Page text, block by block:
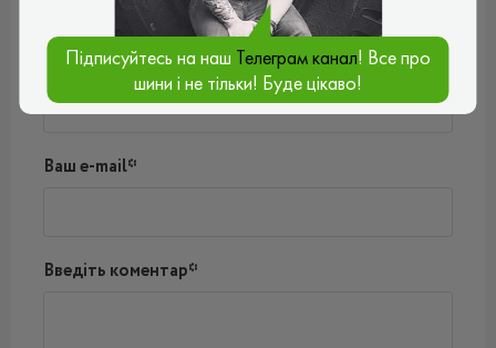
Написати коментар
Ім'я*
Ваш e-mail*
Введіть коментар*
Підписуйтесь на наш Телеграм канал! Все про
шини і не тільки! Буде цікаво!